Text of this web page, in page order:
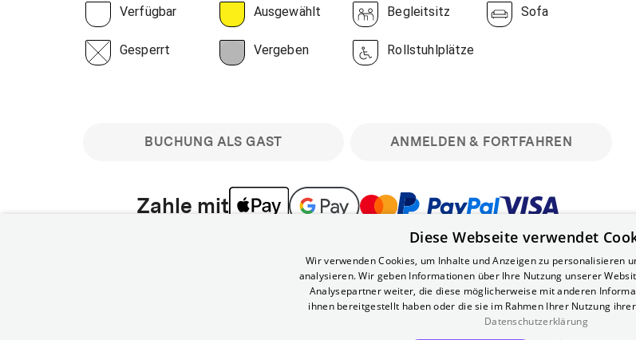
Verfügbar Ausgewählt Begleitsitz Sofa
Gesperrt Vergeben Rollstuhlplätze
BUCHUNG ALS GAST ANMELDEN & FORTFAHREN
Zahle mit
Bitte beachte: Gastbuchungen sind nicht stornierbar. Registriere dich kostenlos für bis zu 90
min vor Filmbeginn stornierbare Tickets für reguläre Vorstellungen. Unlimited-Mitglied?
Melde dich an, um deine Benefits nutzen zu können.
Diese Webseite verwendet
Wir verwenden Cookies, um Inhalte und Anzeigen zu personalisieren
analysieren. Wir geben Informationen über Ihre Nutzung unserer
Analysepartner weiter, die diese möglicherweise mit anderen
ihnen bereitgestellt haben oder die sie im Rahmen Ihrer Nutzung
Datenschutzerklärung